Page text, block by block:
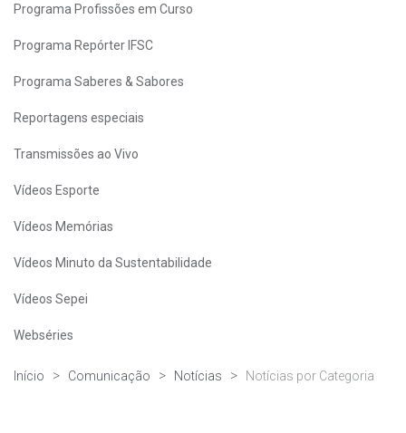
Programa Profissões em Curso
Programa Repórter IFSC
Programa Saberes & Sabores
Reportagens especiais
Transmissões ao Vivo
Vídeos Esporte
Vídeos Memórias
Vídeos Minuto da Sustentabilidade
Vídeos Sepei
Webséries
Início Comunicação Notícias Notícias por Categoria